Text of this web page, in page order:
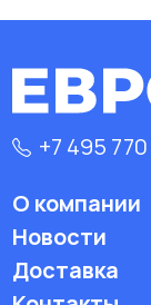
+7 495
О компании
Новости
Доставка